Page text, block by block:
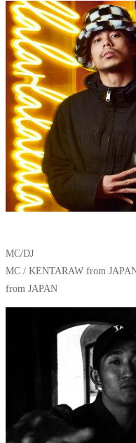
MC/DJ
MC / KENTARAW from
from JAPAN